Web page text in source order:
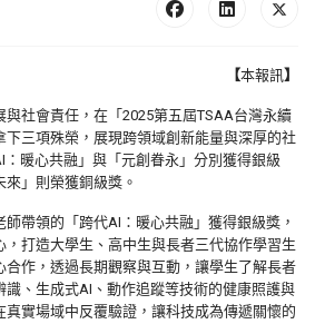
【本報訊】
社會責任，在「2025第五屆TSAA台灣永續
下三項殊榮，展現跨領域創新能量與深厚的社
暖心共融」與「元創眷永」分別獲得銀級
」則榮獲銅級獎。
帶領的「跨代AI：暖心共融」獲得銀級獎，
打造大學生、高中生與長者三代協作學習生
合作，透過長期觀察與互動，讓學生了解長者
、生成式AI、動作追蹤等技術的健康照護與
真實場域中反覆驗證，讓科技成為傳遞關懷的